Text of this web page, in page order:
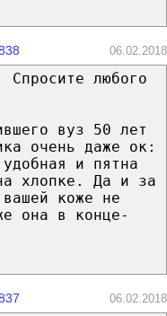
06.02.2018
Спросите любого
вуз 50 лет
очень даже ок:
и пятна
хлопке. Да и за
коже не
она в конце-
06.02.2018